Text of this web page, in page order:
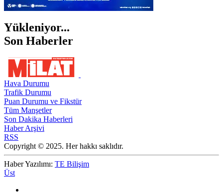
Yükleniyor...
Son Haberler
Hava Durumu
Trafik Durumu
Puan Durumu ve Fikstür
Tüm Manşetler
Son Dakika Haberleri
Haber Arşivi
RSS
Copyright © 2025. Her hakkı saklıdır.
Haber Yazılımı: TE Bilişim
Üst